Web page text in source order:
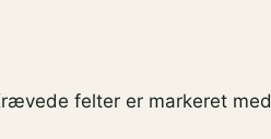
felter er markeret med